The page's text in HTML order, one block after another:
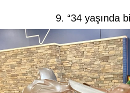
9. “34 yaşında